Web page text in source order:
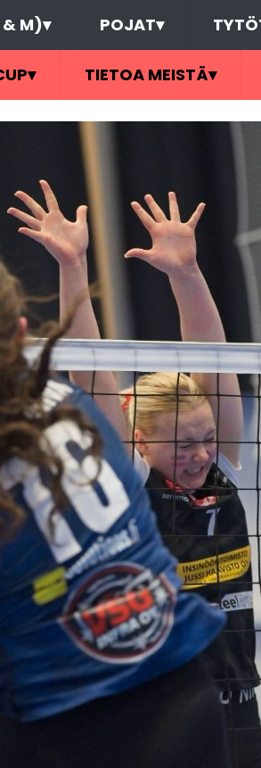
& M)▾ POJAT▾
▾ TIETOA MEISTÄ▾